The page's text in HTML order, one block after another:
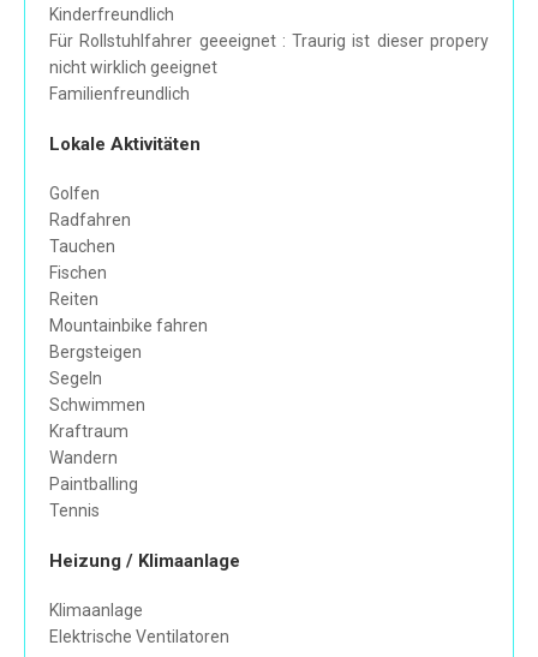
Kinderfreundlich
Für Rollstuhlfahrer geeeignet : Traurig ist dieser propery
nicht wirklich geeignet
Familienfreundlich
Lokale Aktivitäten
Golfen
Radfahren
Tauchen
Fischen
Reiten
Mountainbike fahren
Bergsteigen
Segeln
Schwimmen
Kraftraum
Wandern
Paintballing
Tennis
Heizung / Klimaanlage
Klimaanlage
Elektrische Ventilatoren